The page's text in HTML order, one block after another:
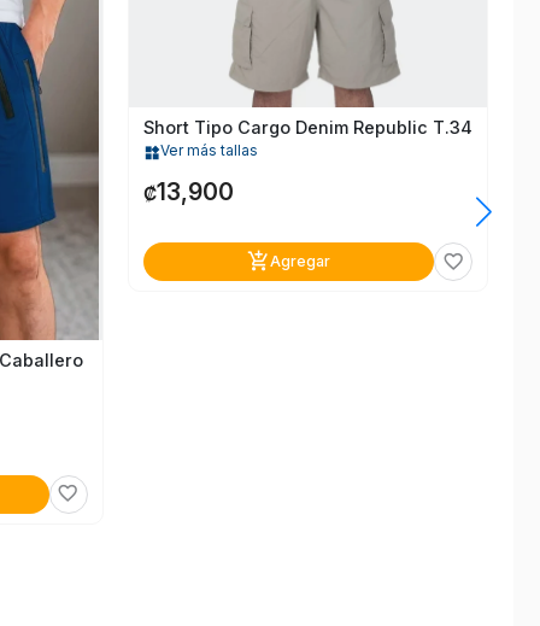
favorite_border
Short Tipo Cargo Denim Republic T.34
widgetsVer más tallas
₡13,900
add_shopping_cartAgregar favorite_border